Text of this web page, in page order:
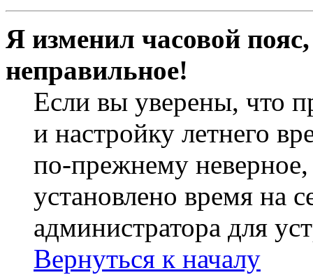
Я изменил часовой
неправильное!
Если вы уверены, что
и настройку летнего
по-прежнему неверное,
установлено время на
администратора для
Вернуться к началу